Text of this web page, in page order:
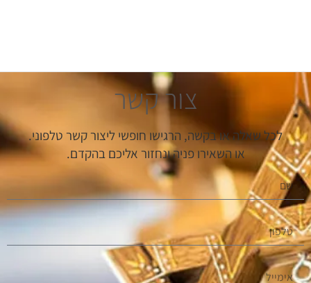
צור קשר
לכל שאלה או בקשה, הרגישו חופשי ליצור קשר טלפוני.
או השאירו פניה ונחזור אליכם בהקדם.